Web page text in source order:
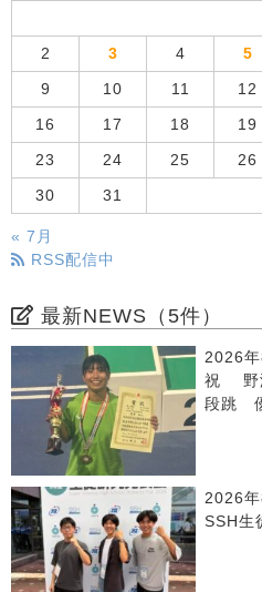
2 3 4 5
9 10 11 12
16 17 18 19
23 24 25 26
30 31
« 7月
RSS配信中
最新NEWS（5件）
2026年
祝 野
段跳
2026年
SSH生